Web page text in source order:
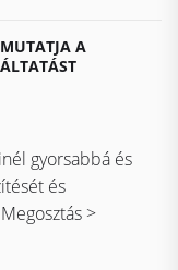
A
gyorsabbá és
és
>